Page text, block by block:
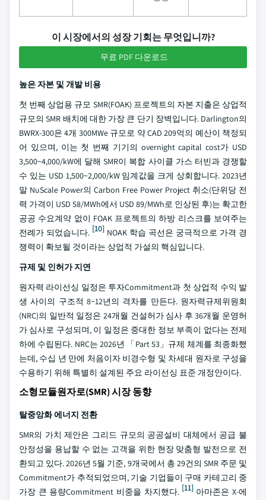
이 시장에서의 성장 기회는 무엇입니까?
무료 PDF 다운로드
높은 자본 및 개발 비용
첫 번째 상업용 규모 SMR(FOAK) 프로젝트의 자본 지출은 상업적
규모의 SMR 배치에 대한 가장 큰 단기 장벽입니다. Darlington의
BWRX-300은 4개 300MWe 규모로 약 CAD 209억의 예산이 책정되
어 있으며, 이는 첫 번째 기기의 overnight capital cost가 USD
3,500~4,000/kW에 달해 SMR이 복합 사이클 가스 터빈과 경쟁할
수 있는 USD 1,500~2,000/kW 임계값을 크게 상회합니다. 2023년
말 NuScale Power의 Carbon Free Power Project 취소(단위당 전
력 가격이 USD 58/MWh에서 USD 89/MWh로 인상된 후)는 확고한
공공 수요계약 없이 FOAK 프로젝트의 하방 리스크를 보여주는
전례가 되었습니다. [10] NOAK 학습 곡선은 궁극적으로 가격 경
쟁력이 확보될 것이라는 상업적 가설의 핵심입니다.
규제 및 인허가 지연
원자력 라이선싱 일정은 투자Commitment과 첫 상업적 수익 발
생 사이의 구조적 8~12년의 격차를 만든다. 원자력규제위원회
(NRC)의 일반적 일정은 24개월 건설허가 심사 후 36개월 운영허
가 심사로 구성되며, 이 일정은 중대한 정보 부족이 없다는 전제
하에 수립된다. NRC는 2026년 「Part 53」규제 체계를 최종화했
는데, 수십 년 만에 처음이자 비경수형 및 차세대 원자로 구성을
수용하기 위해 특별히 설계된 주요 라이선싱 표준 개정안이다.
소형모듈원자로(SMR) 시장 동향
탈중앙화 에너지 전환
SMR의 가치 제안은 그리드 규모의 공공설비 대체에서 공급 불
안정성을 용납할 수 없는 고객을 위한 현장 맞춤형 발전으로 전
환되고 있다. 2026년 5월 기준, 9개국에서 총 29건의 SMR 주문 및
Commitment가 추적되었으며, 기술 기업들이 구매 카테고리 중
가장 큰 용량Commitment 비중을 차지했다. [11]아마존은 X-에